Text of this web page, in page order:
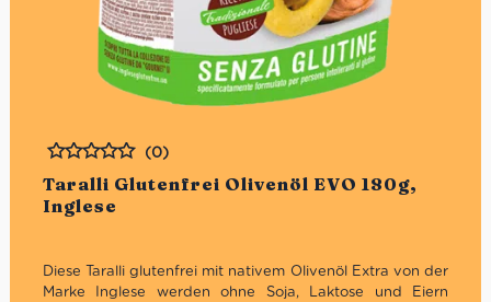
Taralli Glutenfrei Olivenöl EVO 180g,
Inglese
Bewertet
(0)
Diese Taralli glutenfrei mit nativem Olivenöl Extra von der
Marke Inglese werden ohne Soja, Laktose und Eiern